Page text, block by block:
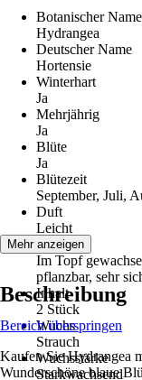
Botanischer Name
Hydrangea
Deutscher Name
Hortensie
Winterhart
Ja
Mehrjährig
Ja
Blüte
Ja
Blütezeit
September, Juli,
Duft
Leicht
Qualität
Im Topf
pflanzbar, sehr
Inhalt
2 Stück
Wuchs
Strauch
Wuchsstärke
Starkwachsend
Mehr anzeigen
Beschreibung
Bereich überspringen
Kaufen Sie Hydrangea
Wunderschöne blaue